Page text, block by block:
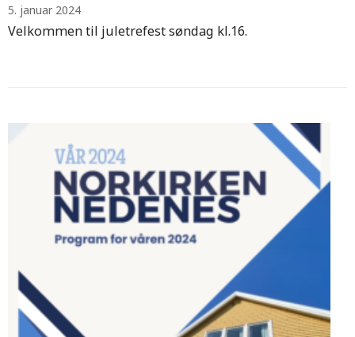
5. januar 2024
Velkommen til juletrefest søndag kl.16.